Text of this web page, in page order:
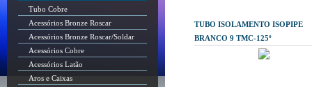
Tubo Cobre
Acessórios Bronze Roscar
Acessórios Bronze Roscar/Soldar
Acessórios Cobre
Acessórios Latão
Aros e Caixas
TUBO ISOLAMENTO ISOPIPE
BRANCO 9 TMC-125º